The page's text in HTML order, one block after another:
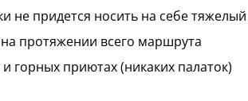
не придется носить на себе
протяжении всего маршрута
горных приютах (никаких палаток)